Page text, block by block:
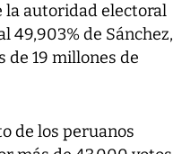
la autoridad electoral
49,903% de Sánchez,
de 19 millones de
de los peruanos